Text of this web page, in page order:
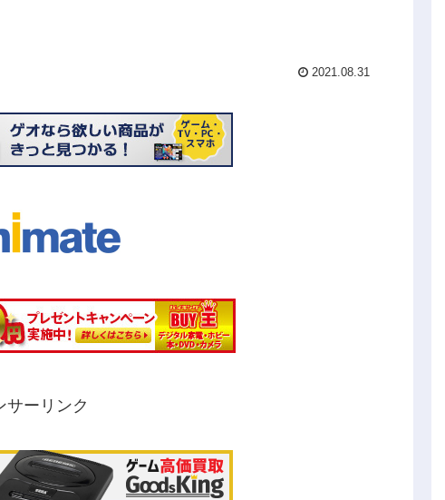
2021.08.31
サーリンク